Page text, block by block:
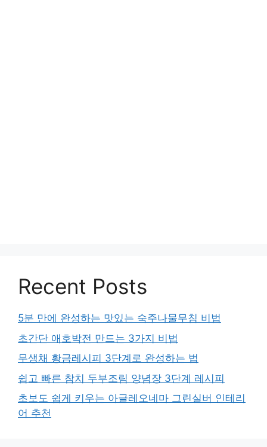
Recent Posts
5분 만에 완성하는 맛있는 숙주나물무침 비법
초간단 애호박전 만드는 3가지 비법
무생채 황금레시피 3단계로 완성하는 법
쉽고 빠른 참치 두부조림 양념장 3단계 레시피
초보도 쉽게 키우는 아글레오네마 그린실버 인테리
어 추천